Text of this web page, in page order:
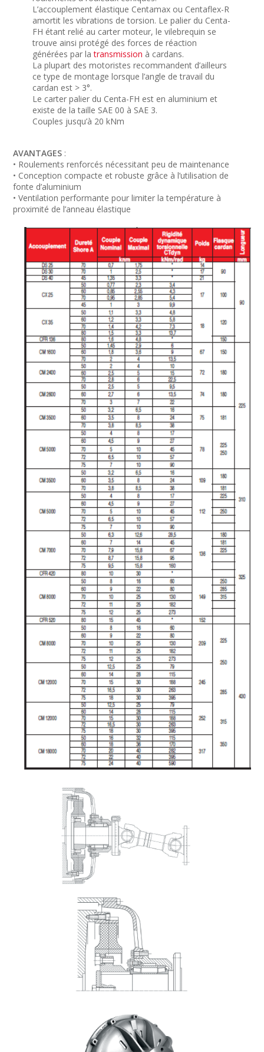
L’accouplement élastique Centamax ou Centaflex-R
amortit les vibrations de torsion. Le palier du Centa-
FH étant relié au carter moteur, le vilebrequin se
trouve ainsi protégé des forces de réaction
générées par latransmission à cardans.
La plupart des motoristes recommandent d’ailleurs
ce type de montage lorsque l’angle de travail du
cardan est > 3°.
Le carter palier du Centa-FH est en aluminium et
existe de la taille SAE 00 à SAE 3.
Couples jusqu’à 20 kNm
AVANTAGES :
• Roulements renforcés nécessitant peu de maintenance
• Conception compacte et robuste grâce à l’utilisation de
fonte d’aluminium
• Ventilation performante pour limiter la température à
proximité de l’anneau élastique